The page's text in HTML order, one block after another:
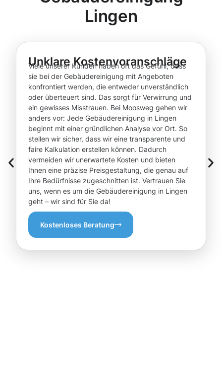
Lingen
Unklare Kostenvoranschläge
Viele unserer Kunden haben oft das Gefühl, dass
sie bei der Gebäudereinigung mit Angeboten
konfrontiert werden, die entweder unverständlich
oder überteuert sind. Das sorgt für Verwirrung und
ein gewisses Misstrauen. Bei Moosweg gehen wir
anders vor: Jede Gebäudereinigung in Lingen
beginnt mit einer gründlichen Analyse vor Ort. So
stellen wir sicher, dass wir eine transparente und
faire Kalkulation erstellen können. Dadurch
vermeiden wir unerwartete Kosten und bieten
Ihnen eine präzise Preisgestaltung, die genau auf
Ihre Bedürfnisse zugeschnitten ist. Vertrauen Sie
uns, wenn es um die Gebäudereinigung in Lingen
geht – wir sind für Sie da!
Kostenloses Beratung